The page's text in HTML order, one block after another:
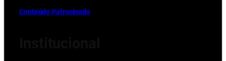
Conteúdo Patrocinado